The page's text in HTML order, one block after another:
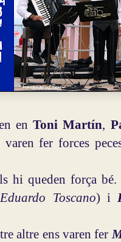
enToni Martín,
varen fer forces
hi queden força bé.
Toscano) i
altre ens varen fer